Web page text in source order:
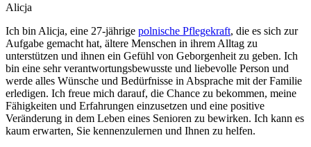
Alicja
Ich bin Alicja, eine 27-jährige polnische Pflegekraft, die es sich zur
Aufgabe gemacht hat, ältere Menschen in ihrem Alltag zu
unterstützen und ihnen ein Gefühl von Geborgenheit zu geben. Ich
bin eine sehr verantwortungsbewusste und liebevolle Person und
werde alles Wünsche und Bedürfnisse in Absprache mit der Familie
erledigen. Ich freue mich darauf, die Chance zu bekommen, meine
Fähigkeiten und Erfahrungen einzusetzen und eine positive
Veränderung in dem Leben eines Senioren zu bewirken. Ich kann es
kaum erwarten, Sie kennenzulernen und Ihnen zu helfen.